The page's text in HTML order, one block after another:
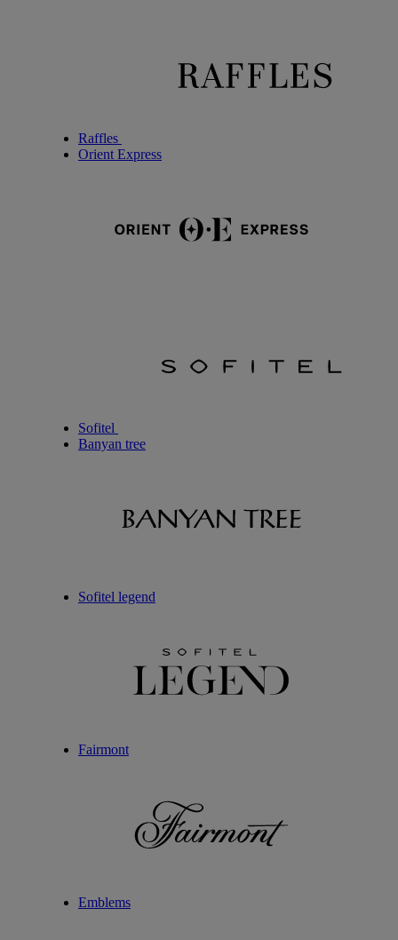
Raffles
Orient Express
Sofitel
Banyan tree
Sofitel legend
Fairmont
Emblems